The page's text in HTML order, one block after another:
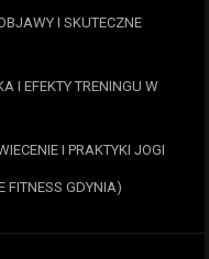
I SKUTECZNE
I EFEKTY TRENINGU W
I PRAKTYKI JOGI
FITNESS GDYNIA)